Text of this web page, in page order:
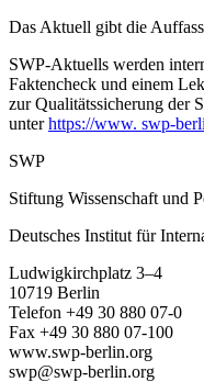
Das Aktuell gibt die
SWP-Aktuells werden
Faktencheck und einem
zur Qualitätssicherung der
unterhttps://www. swp-
SWP
Stiftung Wissenschaft und
Deutsches Institut für
Ludwigkirchplatz 3–4
10719 Berlin
Telefon +49 30 880 07-0
Fax +49 30 880 07-100
www.swp-berlin.org
swp@swp-berlin.org